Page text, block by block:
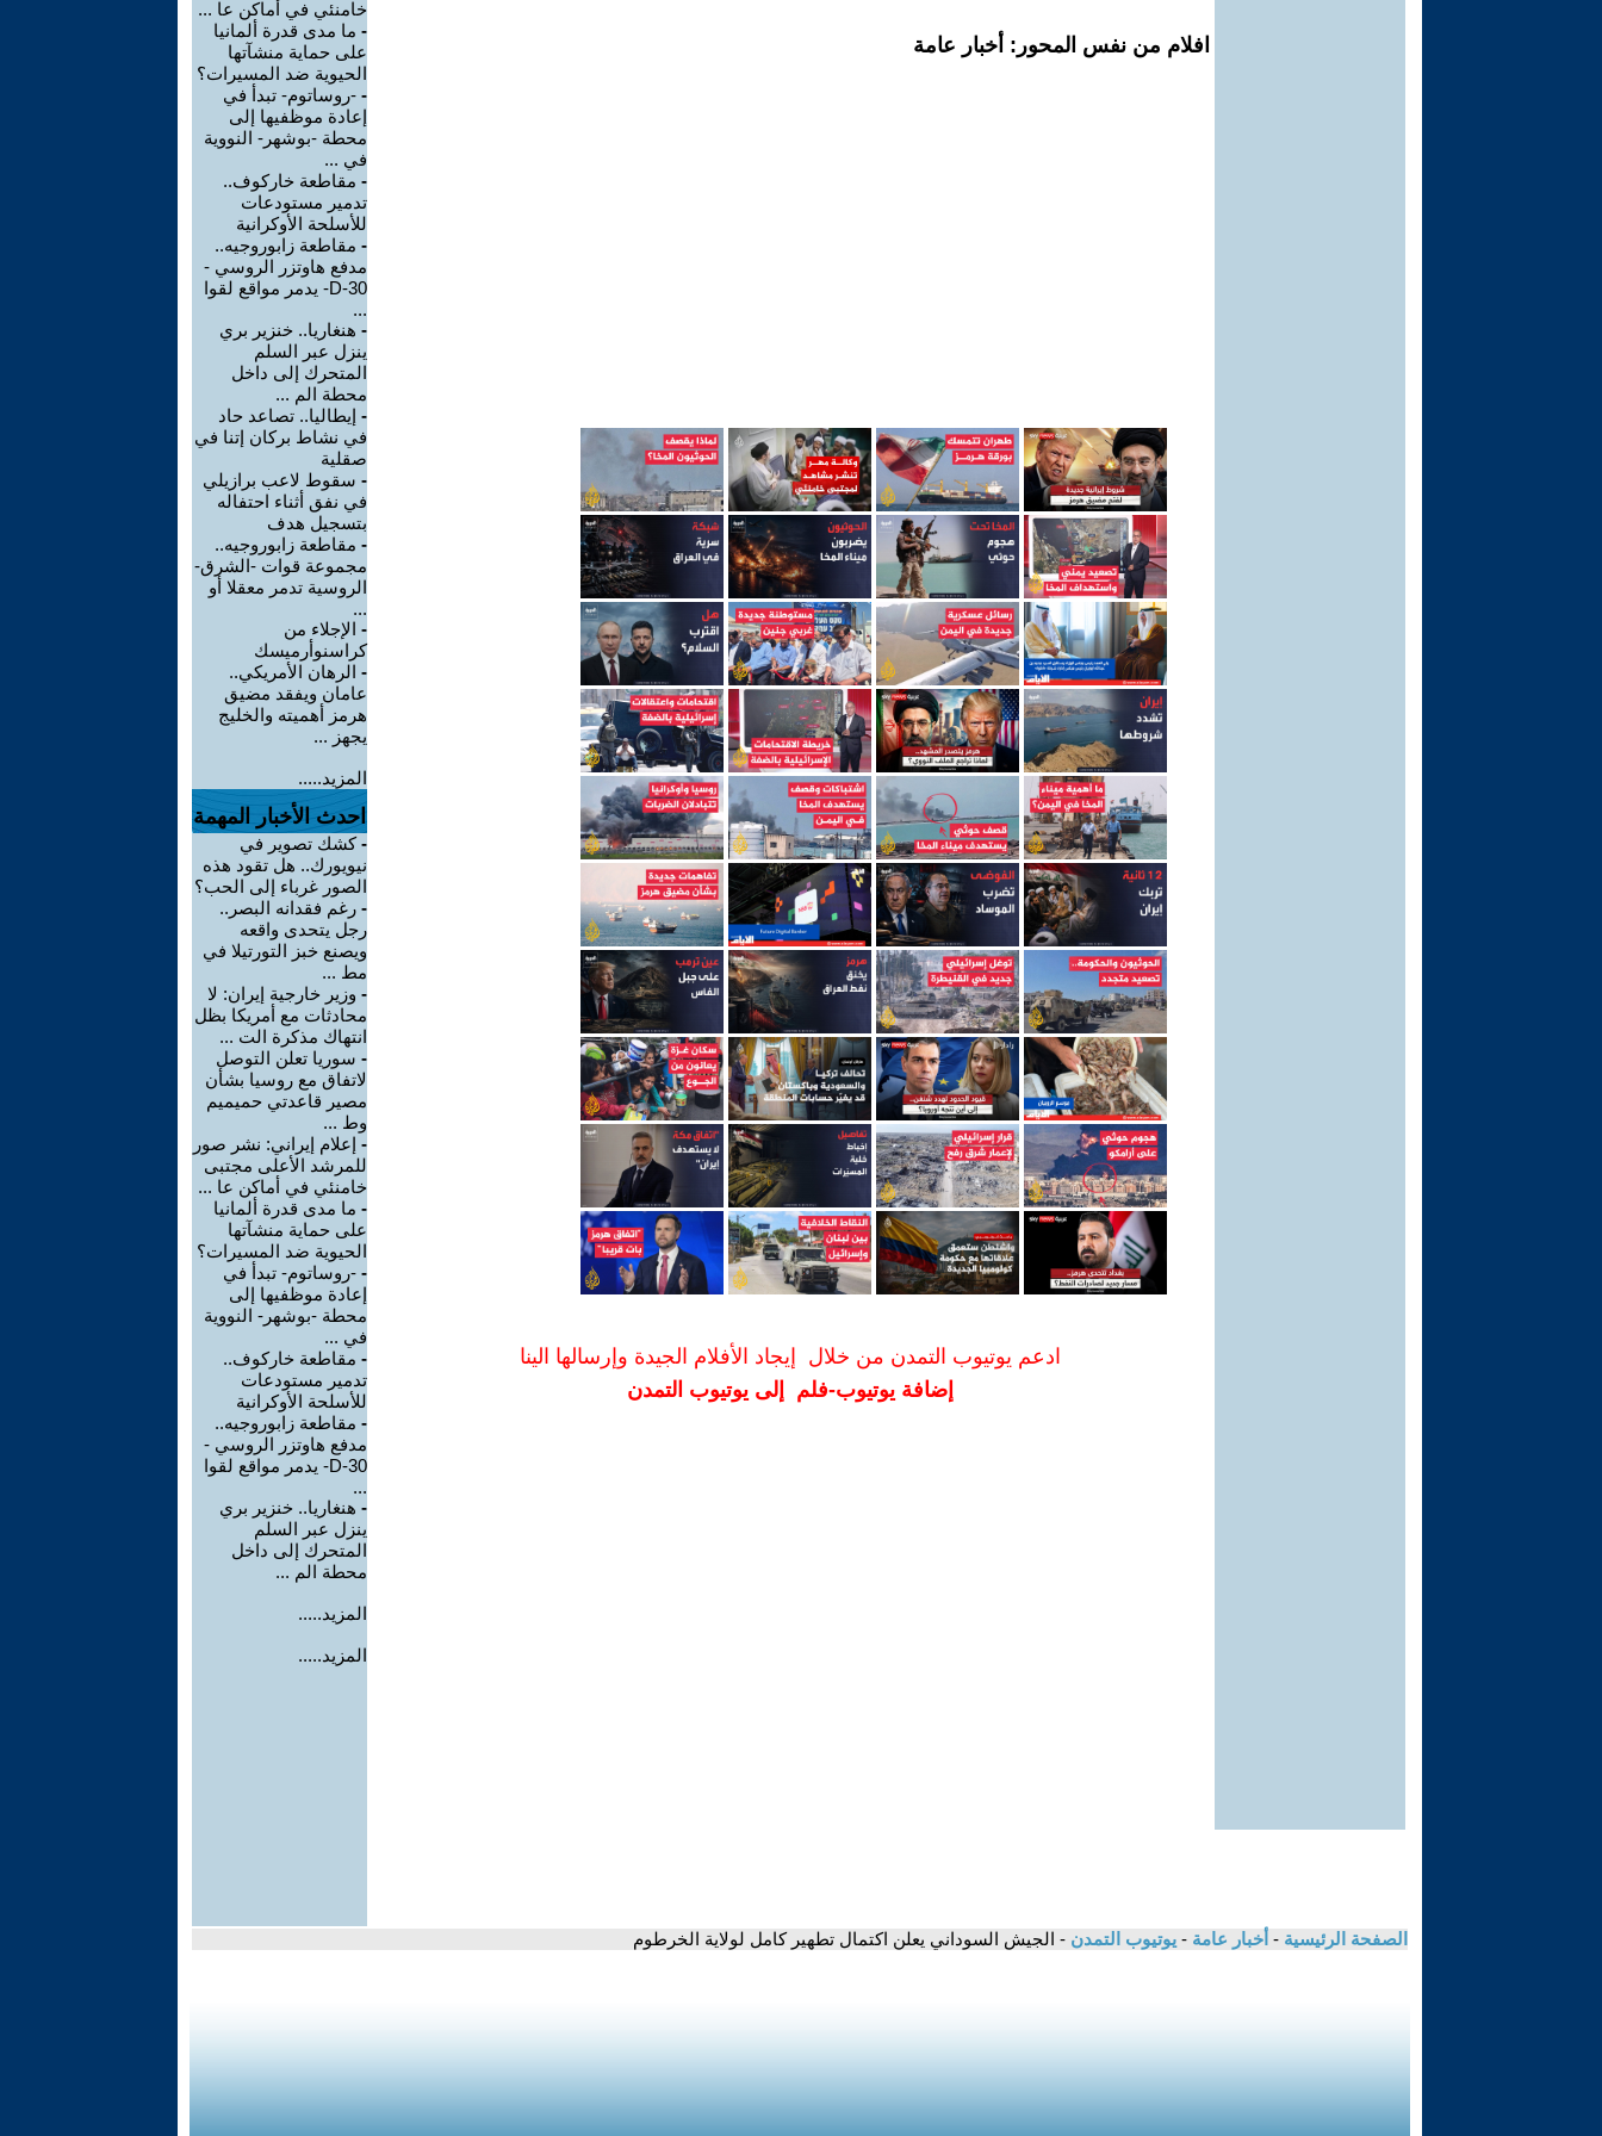
افلام من نفس المحور: أخبار عامة
ادعم يوتيوب التمدن من خلال إيجاد الأفلام الجيدة وإرسالها الينا
إضافة يوتيوب-فلم إلى يوتيوب التمدن
خامنئي في أماكن عا ...
- ما مدى قدرة ألمانيا
على حماية منشآتها
الحيوية ضد المسيرات؟
- -روساتوم- تبدأ في
إعادة موظفيها إلى
محطة -بوشهر- النووية
في ...
- مقاطعة خاركوف..
تدمير مستودعات
للأسلحة الأوكرانية
- مقاطعة زابوروجيه..
مدفع هاوتزر الروسي -
D-30- يدمر مواقع لقوا
...
- هنغاريا.. خنزير بري
ينزل عبر السلم
المتحرك إلى داخل
محطة الم ...
- إيطاليا.. تصاعد حاد
في نشاط بركان إتنا في
صقلية
- سقوط لاعب برازيلي
في نفق أثناء احتفاله
بتسجيل هدف
- مقاطعة زابوروجيه..
مجموعة قوات -الشرق-
الروسية تدمر معقلا أو
...
- الإجلاء من
كراسنوأرميسك
- الرهان الأمريكي..
عامان ويفقد مضيق
هرمز أهميته والخليج
يجهز ...
المزيد.....
احدث الأخبار المهمة
-كشك تصوير في
نيويورك.. هل تقود هذه
الصور غرباء إلى الحب؟
- رغم فقدانه البصر..
رجل يتحدى واقعه
ويصنع خبز التورتيلا في
مط ...
- وزير خارجية إيران: لا
محادثات مع أمريكا بظل
انتهاك مذكرة الت ...
- سوريا تعلن التوصل
لاتفاق مع روسيا بشأن
مصير قاعدتي حميميم
وط ...
- إعلام إيراني: نشر صور
للمرشد الأعلى مجتبى
خامنئي في أماكن عا ...
- ما مدى قدرة ألمانيا
على حماية منشآتها
الحيوية ضد المسيرات؟
- -روساتوم- تبدأ في
إعادة موظفيها إلى
محطة -بوشهر- النووية
في ...
- مقاطعة خاركوف..
تدمير مستودعات
للأسلحة الأوكرانية
- مقاطعة زابوروجيه..
مدفع هاوتزر الروسي -
D-30- يدمر مواقع لقوا
...
- هنغاريا.. خنزير بري
ينزل عبر السلم
المتحرك إلى داخل
محطة الم ...
المزيد.....
المزيد.....
الصفحة الرئيسية - أخبار عامة - يوتيوب التمدن - الجيش السوداني يعلن اكتمال تطهير كامل لولاية الخرطوم